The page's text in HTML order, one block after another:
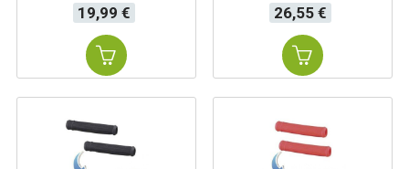
Precio
19,99 € Precio
26,55 €